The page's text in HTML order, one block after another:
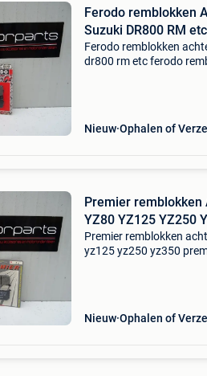
Ferodo remblokken
Suzuki DR800 RM etc
Ferodo remblokken
dr800 rm etc ferodo
Nieuw Ophalen of
Premier remblokken
YZ80 YZ125 YZ250
Premier remblokken
yz125 yz250 yz350
Nieuw Ophalen of